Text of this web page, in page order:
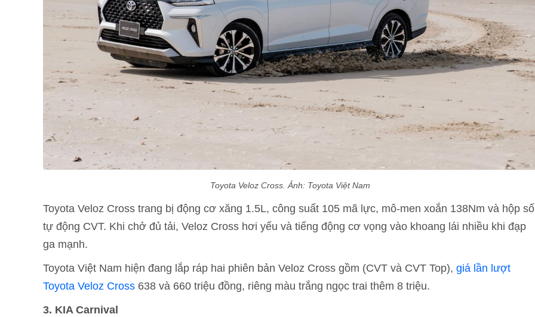
Toyota Veloz Cross. Ảnh: Toyota Việt Nam
Toyota Veloz Cross trang bị động cơ xăng 1.5L, công suất 105 mã lực, mô-men xoắn 138Nm và hộp số
tự động CVT. Khi chở đủ tải, Veloz Cross hơi yếu và tiếng động cơ vọng vào khoang lái nhiều khi đạp
ga mạnh.
Toyota Việt Nam hiện đang lắp ráp hai phiên bản Veloz Cross gồm (CVT và CVT Top), giá lần lượt
Toyota Veloz Cross 638 và 660 triệu đồng, riêng màu trắng ngọc trai thêm 8 triệu.
3. KIA Carnival